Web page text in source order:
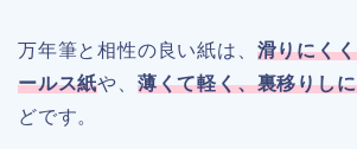
万年筆と相性の良い紙は、 滑りにく
ールス紙や、 薄くて軽く、裏移りし
どです。